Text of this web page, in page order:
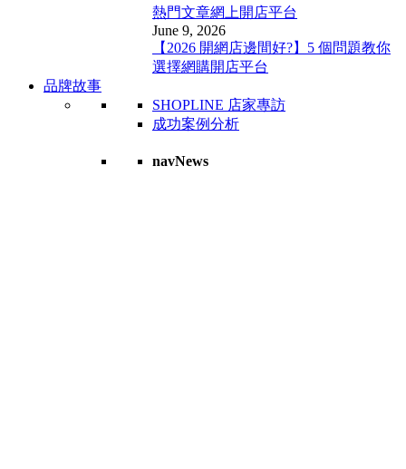
熱門文章網上開店平台
June 9, 2026
【2026 開網店邊間好?】5 個問題教你
選擇網購開店平台
品牌故事
SHOPLINE 店家專訪
成功案例分析
navNews